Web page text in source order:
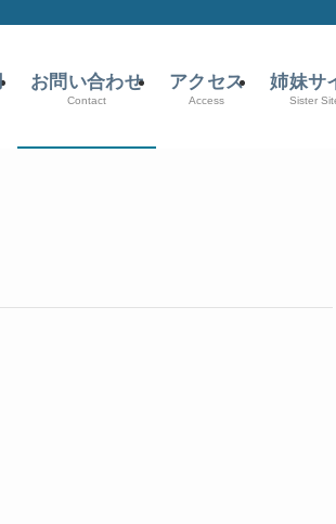
お問い合わせ
Contact
アクセス
Access
姉妹サ
Sister